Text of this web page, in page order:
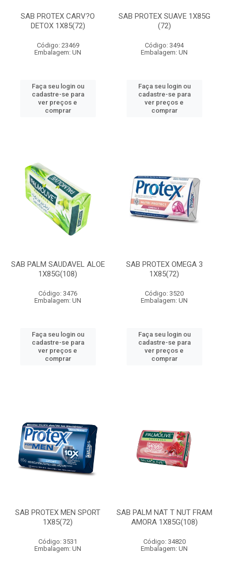
SAB PROTEX CARV?O
DETOX 1X85(72)
Código: 23469
Embalagem: UN
Faça seu login ou
cadastre-se para
ver preços e
comprar
SAB PROTEX SUAVE 1X85G
(72)
Código: 3494
Embalagem: UN
Faça seu login ou
cadastre-se para
ver preços e
comprar
SAB PALM SAUDAVEL ALOE
1X85G(108)
Código: 3476
Embalagem: UN
Faça seu login ou
cadastre-se para
ver preços e
comprar
SAB PROTEX OMEGA 3
1X85(72)
Código: 3520
Embalagem: UN
Faça seu login ou
cadastre-se para
ver preços e
comprar
SAB PROTEX MEN SPORT
1X85(72)
Código: 3531
Embalagem: UN
SAB PALM NAT T NUT FRAM
AMORA 1X85G(108)
Código: 34820
Embalagem: UN